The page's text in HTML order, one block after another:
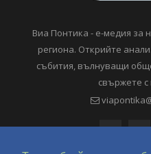
Виа Понтика - е-медия за
региона. Открийте
събития, вълнуващи
свържете с